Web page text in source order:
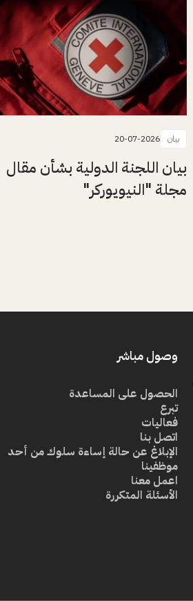
بيان 20-07-2026
بيان اللجنة الدولية بشأن مقال
مجلة "النيويوركر"
وصول مباشر
الحصول على المساعدة
تبرع
فعاليات
اتصل بنا
الإبلاغ عن حالة إساءة سلوك من أحد
موظفينا
اعمل معنا
الأسئلة المتكررة